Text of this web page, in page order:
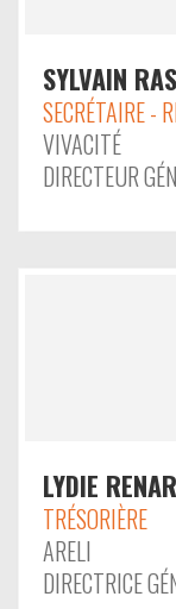
SYLVAIN
SECRÉTAIRE -
VIVACITÉ
DIRECTEUR
LYDIE
TRÉSORIÈRE
ARELI
DIRECTRICE